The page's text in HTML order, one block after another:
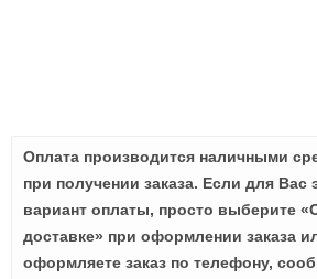
Оплата производится наличными
при получении заказа. Если для
вариант оплаты, просто выберите
доставке» при оформлении заказа
оформляете заказ по телефону,